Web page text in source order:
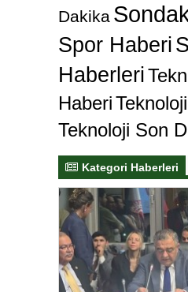
Dakika
Spor Haberi
Haberleri
Haberi
Teknoloji Son
Kategori Haberleri